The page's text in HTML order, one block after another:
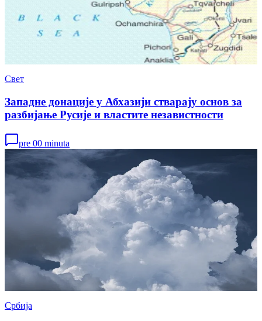
Свет
Западне донације у Абхазији стварају основ за
разбијање Русије и властите независтности
pre 00 minuta
Србија